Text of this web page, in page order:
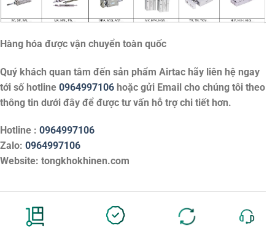
Hàng hóa được vận chuyển toàn quốc
Quý khách quan tâm đến sản phẩm Airtac hãy liên hệ ngay
tới số hotline 0964997106 hoặc gửi Email cho chúng tôi theo
thông tin dưới đây để được tư vấn hỗ trợ chi tiết hơn.
Hotline : 0964997106
Zalo: 0964997106
Website: tongkhokhinen.com